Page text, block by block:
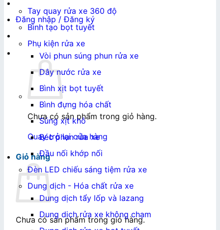
Đăng nhập / Đăng ký
Chưa có sản phẩm trong giỏ hàng.
Quay trở lại cửa hàng
Giỏ hàng
Chưa có sản phẩm trong giỏ hàng.
Tay quay rửa xe 360 độ
Bình tạo bọt tuyết
Phụ kiện rửa xe
Vòi phun súng phun rửa xe
Dây nước rửa xe
Bình xịt bọt tuyết
Bình đựng hóa chất
Súng xịt khô
Béc phun rửa xe
Đầu nối khớp nối
Đèn LED chiếu sáng tiệm rửa xe
Dung dịch - Hóa chất rửa xe
Dung dịch tẩy lốp và lazang
Dung dịch rửa xe không chạm